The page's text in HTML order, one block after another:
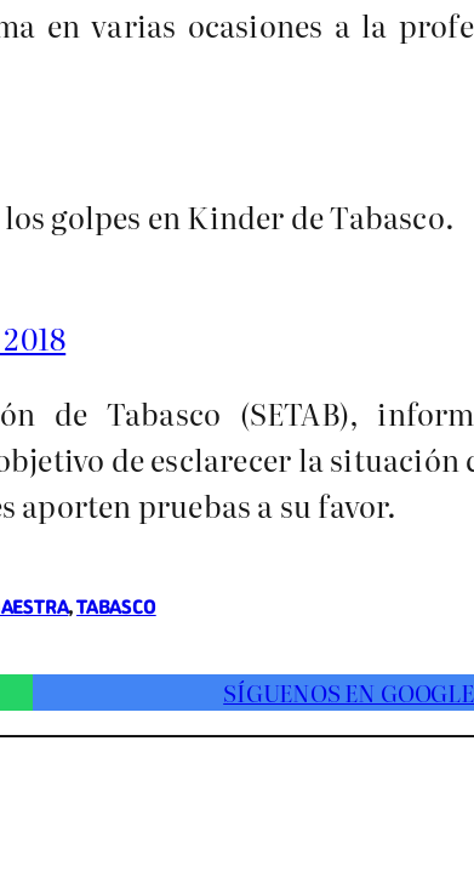
en varias ocasiones a la
golpes en Kinder de Tabasco.
de Tabasco (SETAB),
de esclarecer la situación
aporten pruebas a su favor.
, TABASCO
SÍGUENOS EN